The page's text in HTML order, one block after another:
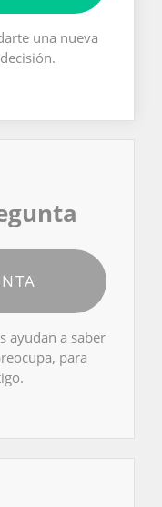
una nueva
ayudan a saber
para